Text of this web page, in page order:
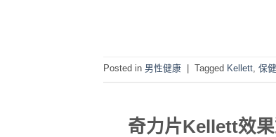
Posted in 男性健康 Tagged Kellett, 保
奇力片Kellett效